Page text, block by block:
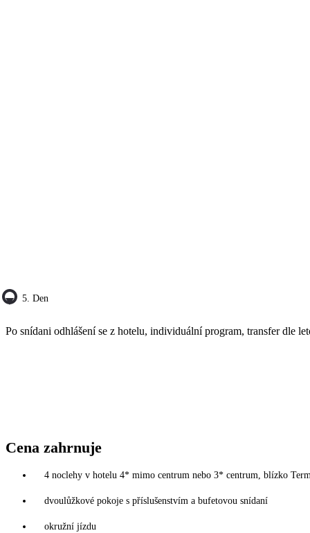
5. Den
Po snídani odhlášení se z hotelu, individuální program, transfer dle
Cena zahrnuje
4 noclehy v hotelu 4* mimo centrum nebo 3* centrum, blízko
dvoulůžkové pokoje s příslušenstvím a bufetovou snídaní
okružní jízdu